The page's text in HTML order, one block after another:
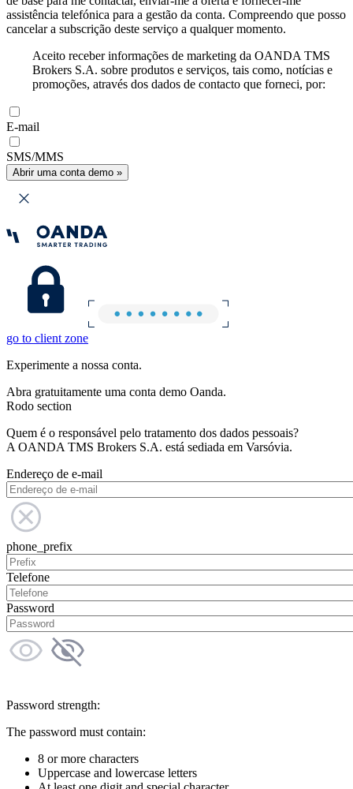
assistência telefónica para a gestão da conta. Compreendo que posso
cancelar a subscrição deste serviço a qualquer momento.
Aceito receber informações de marketing da OANDA TMS
Brokers S.A. sobre produtos e serviços, tais como, notícias e
promoções, através dos dados de contacto que forneci, por:
E-mail
SMS/MMS
Abrir uma conta demo »
go to client zone
Experimente a nossa conta.
Abra gratuitamente uma conta demo Oanda.
Rodo section
Quem é o responsável pelo tratamento dos dados pessoais?
A OANDA TMS Brokers S.A. está sediada em Varsóvia.
Endereço de e-mail
phone_prefix
Telefone
Password
Password strength:
The password must contain:
8 or more characters
Uppercase and lowercase letters